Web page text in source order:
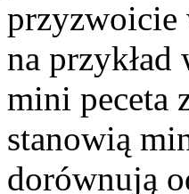
przyzwoicie
na
mini peceta
stanowią
dorównują